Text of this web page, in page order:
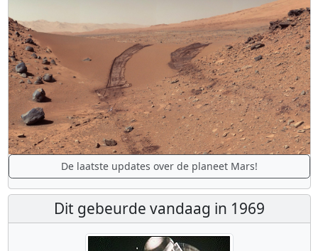
De laatste updates over de planeet Mars!
Dit gebeurde vandaag in 1969